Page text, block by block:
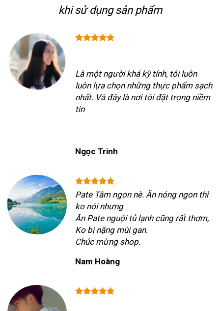
khi sử dụng sản phẩm
Là một người khá kỹ tính, tôi luôn
luôn lựa chọn những thực phẩm sạch
nhất. Và đây là nơi tôi đặt trọng niềm
tin
Ngọc Trinh
Pate Tâm ngon nè. Ăn nóng ngon thì
ko nói nhưng
Ăn Pate nguội tủ lạnh cũng rất thơm,
Ko bị nặng mùi gan.
Chúc mừng shop.
Nam Hoàng